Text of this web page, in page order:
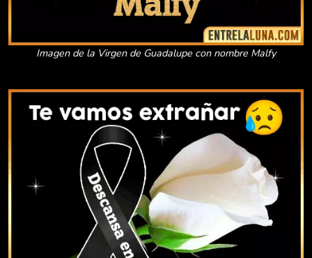
Imagen de la Virgen de Guadalupe con nombre Malfy